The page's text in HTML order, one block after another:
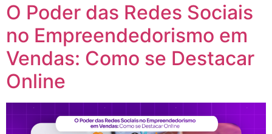
O Poder das Redes Sociais
no Empreendedorismo em
Vendas: Como se Destacar
Online